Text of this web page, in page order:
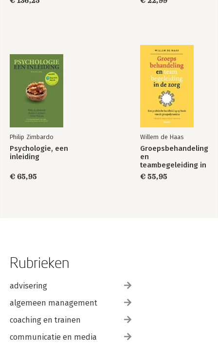
Philip Zimbardo
Psychologie, een
inleiding
€ 65,95
Willem de Haas
Groepsbehandeling
en
teambegeleiding in
de zorg
€ 55,95
Rubrieken
advisering
algemeen management
coaching en trainen
communicatie en media